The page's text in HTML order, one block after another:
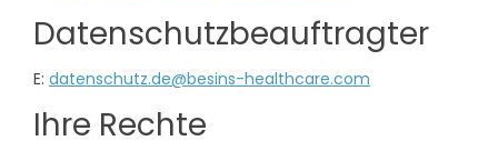
Datenschutzbeauftragter
E: datenschutz.de@besins-healthcare.com
Ihre Rechte